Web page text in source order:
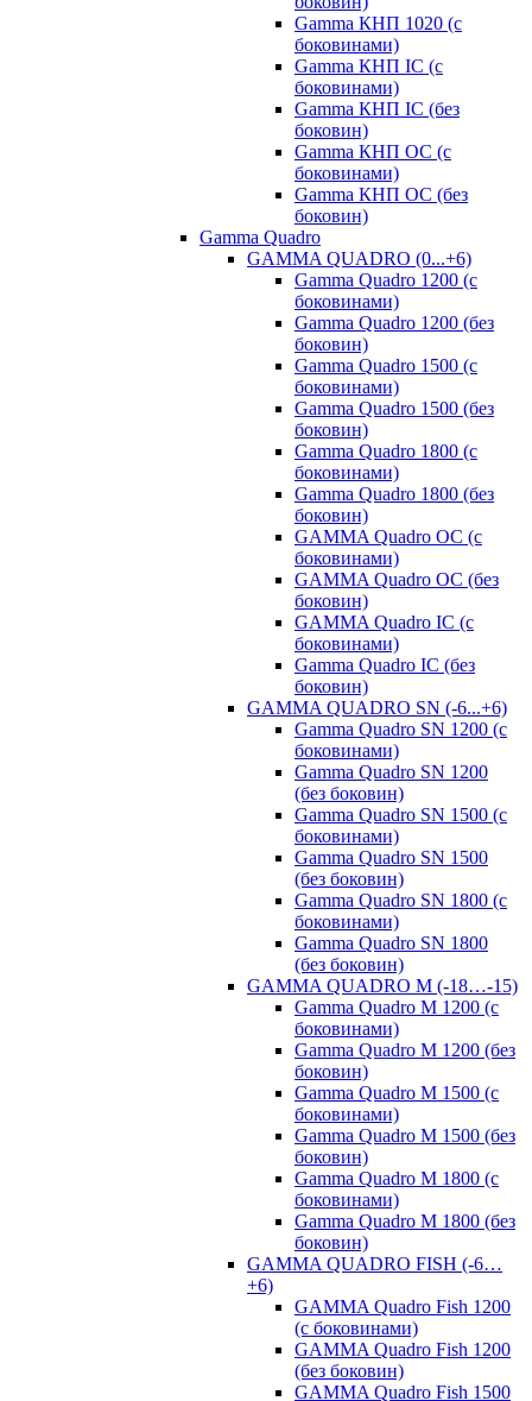
Gamma КНП 1020 (с
боковинами)
Gamma КНП IC (c
боковинами)
Gamma КНП IC (без
боковин)
Gamma КНП OC (c
боковинами)
Gamma КНП OC (без
боковин)
Gamma Quadro
GAMMA QUADRO (0...+6)
Gamma Quadro 1200 (с
боковинами)
Gamma Quadro 1200 (без
боковин)
Gamma Quadro 1500 (с
боковинами)
Gamma Quadro 1500 (без
боковин)
Gamma Quadro 1800 (с
боковинами)
Gamma Quadro 1800 (без
боковин)
GAMMA Quadro OC (с
боковинами)
GAMMA Quadro OC (без
боковин)
GAMMA Quadro IC (с
боковинами)
Gamma Quadro IC (без
боковин)
GAMMA QUADRO SN (-6...+6)
Gamma Quadro SN 1200 (с
боковинами)
Gamma Quadro SN 1200
(без боковин)
Gamma Quadro SN 1500 (с
боковинами)
Gamma Quadro SN 1500
(без боковин)
Gamma Quadro SN 1800 (с
боковинами)
Gamma Quadro SN 1800
(без боковин)
GAMMA QUADRO M (-18…-15)
Gamma Quadro M 1200 (с
боковинами)
Gamma Quadro M 1200 (без
боковин)
Gamma Quadro M 1500 (с
боковинами)
Gamma Quadro M 1500 (без
боковин)
Gamma Quadro M 1800 (с
боковинами)
Gamma Quadro M 1800 (без
боковин)
GAMMA QUADRO FISH (-6…
+6)
GAMMA Quadro Fish 1200
(с боковинами)
GAMMA Quadro Fish 1200
(без боковин)
GAMMA Quadro Fish 1500